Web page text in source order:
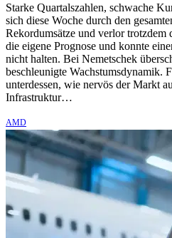
Starke Quartalszahlen, schwache
sich diese Woche durch den
Rekordumsätze und verlor trotzdem
die eigene Prognose und konnte
nicht halten. Bei Nemetschek
beschleunigte Wachstumsdynamik.
unterdessen, wie nervös der Markt
Infrastruktur…
AMD